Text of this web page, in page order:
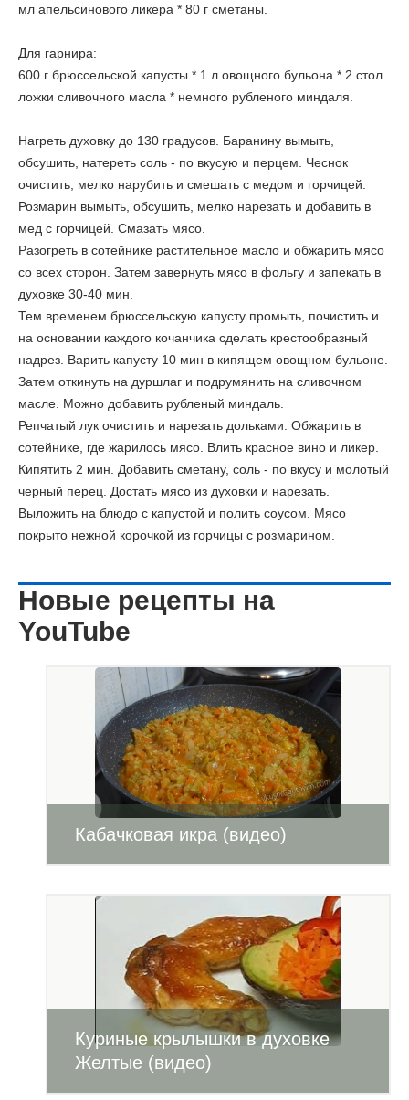
мл апельсинового ликера * 80 г сметаны.
Для гарнира:
600 г брюссельской капусты * 1 л овощного бульона * 2 стол.
ложки сливочного масла * немного рубленого миндаля.
Нагреть духовку до 130 градусов. Баранину вымыть,
обсушить, натереть соль - по вкусую и перцем. Чеснок
очистить, мелко нарубить и смешать с медом и горчицей.
Розмарин вымыть, обсушить, мелко нарезать и добавить в
мед с горчицей. Смазать мясо.
Разогреть в сотейнике растительное масло и обжарить мясо
со всех сторон. Затем завернуть мясо в фольгу и запекать в
духовке 30-40 мин.
Тем временем брюссельскую капусту промыть, почистить и
на основании каждого кочанчика сделать крестообразный
надрез. Варить капусту 10 мин в кипящем овощном бульоне.
Затем откинуть на дуршлаг и подрумянить на сливочном
масле. Можно добавить рубленый миндаль.
Репчатый лук очистить и нарезать дольками. Обжарить в
сотейнике, где жарилось мясо. Влить красное вино и ликер.
Кипятить 2 мин. Добавить сметану, соль - по вкусу и молотый
черный перец. Достать мясо из духовки и нарезать.
Выложить на блюдо с капустой и полить соусом. Мясо
покрыто нежной корочкой из горчицы с розмарином.
Новые рецепты на
YouTube
Кабачковая икра (видео)
Куриные крылышки в духовке
Желтые (видео)